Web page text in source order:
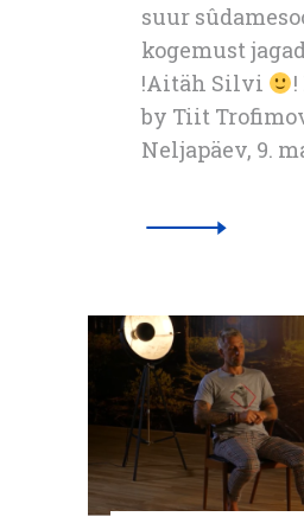
suur
kogemust
!Aitäh Silvi
by Tiit
Neljapäev, 9.